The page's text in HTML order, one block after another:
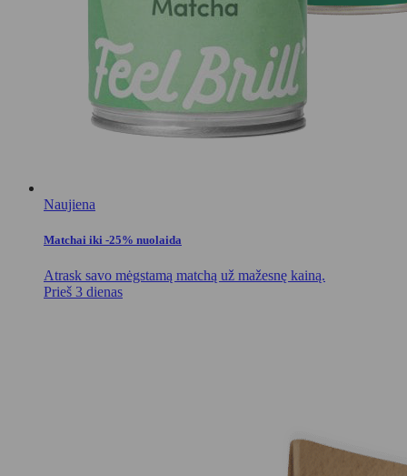
Naujiena
Matchai iki -25% nuolaida
Atrask savo mėgstamą matchą už mažesnę kainą.
Prieš 3 dienas